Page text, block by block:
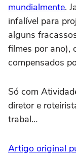
mundialmente.
infalível para
alguns
filmes por ano),
compensados
Só com
diretor e
trabal…
Artigo original